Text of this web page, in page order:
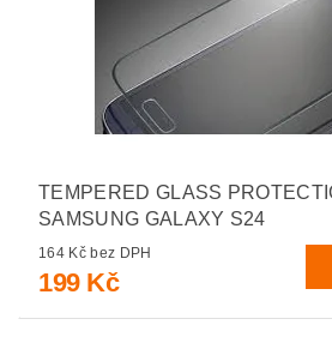
TEMPERED GLASS
SAMSUNG GALAXY S24
164 Kč bez DPH
199 Kč